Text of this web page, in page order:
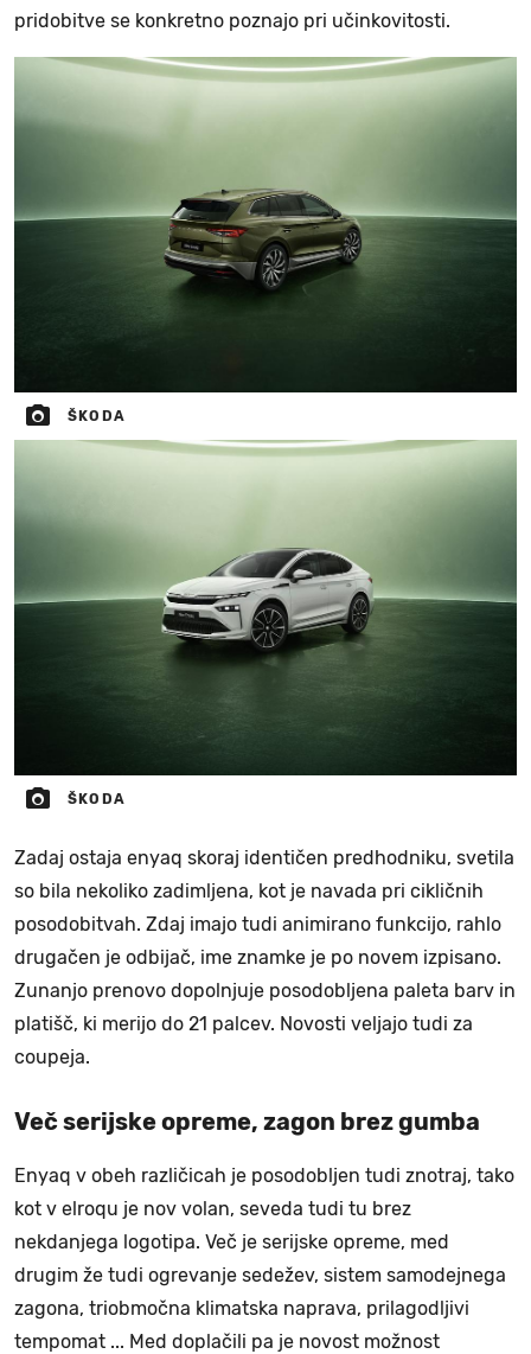
pridobitve se konkretno poznajo pri učinkovitosti.
ŠKODA
ŠKODA
Zadaj ostaja enyaq skoraj identičen predhodniku, svetila
so bila nekoliko zadimljena, kot je navada pri cikličnih
posodobitvah. Zdaj imajo tudi animirano funkcijo, rahlo
drugačen je odbijač, ime znamke je po novem izpisano.
Zunanjo prenovo dopolnjuje posodobljena paleta barv in
platišč, ki merijo do 21 palcev. Novosti veljajo tudi za
coupeja.
Več serijske opreme, zagon brez gumba
Enyaq v obeh različicah je posodobljen tudi znotraj, tako
kot v elroqu je nov volan, seveda tudi tu brez
nekdanjega logotipa. Več je serijske opreme, med
drugim že tudi ogrevanje sedežev, sistem samodejnega
zagona, triobmočna klimatska naprava, prilagodljivi
tempomat ... Med doplačili pa je novost možnost